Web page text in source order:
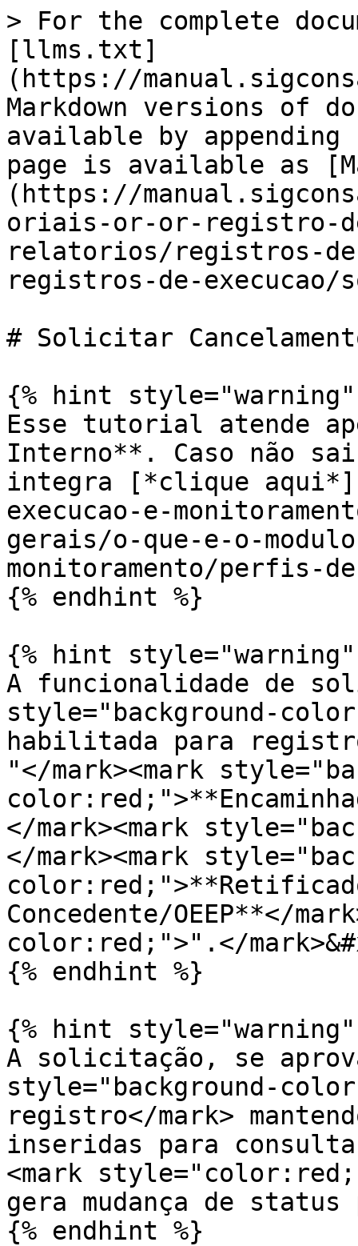
> For the complete
[llms.txt]
(https://
Markdown versions of
available by
page is available as
(https://
oriais-or-or-registro-
relatorios/registros-
registros-de-
# Solicitar
{% hint style="warning"
Esse tutorial atende
Interno**. Caso não
integra [*clique
execucao-e-
gerais/o-que-e-o-
monitoramento/perfis-
{% endhint %}
{% hint style="warning"
A funcionalidade de
style="background-
habilitada para
"</mark><mark
</mark><mark
</mark><mark
Concedente/OEEP**</
color:red;">".</
{% endhint %}
{% hint style="warning"
A solicitação, se
style="background-
registro</mark>
inseridas para
<mark
gera mudança de
{% endhint %}